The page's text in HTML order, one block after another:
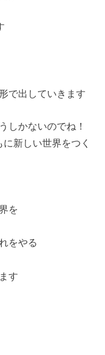
で出していきます
しかないのでね！
新しい世界をつく
を
をやる
す